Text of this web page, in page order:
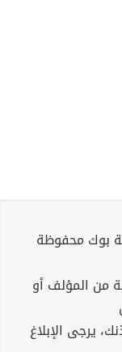
بوك محفوظة
من المؤلف أو
يرجى الإبلاغ